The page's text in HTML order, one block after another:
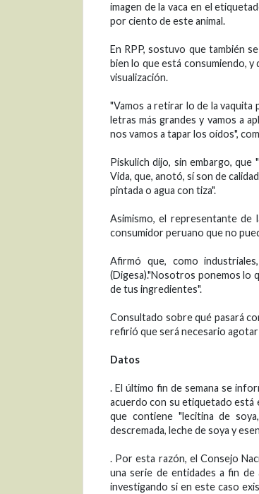
imagen de la vaca en el
por ciento de este animal.
En RPP, sostuvo que también
bien lo que está consumiendo, y
visualización.
"Vamos a retirar lo de la
letras más grandes y vamos a
nos vamos a tapar los oídos",
Piskulich dijo, sin embargo,
Vida, que, anotó, sí son de
pintada o agua con tiza".
Asimismo, el representante
consumidor peruano que no
Afirmó que, como
(Digesa)."Nosotros ponemos lo
de tus ingredientes".
Consultado sobre qué pasará
refirió que será necesario agotar
Datos
. El último fin de semana se
acuerdo con su etiquetado está
que contiene "lecitina de
descremada, leche de soya y
. Por esta razón, el Consejo
una serie de entidades a fin de
investigando si en este caso